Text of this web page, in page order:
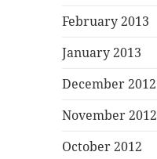
February 2013
January 2013
December 2012
November 2012
October 2012